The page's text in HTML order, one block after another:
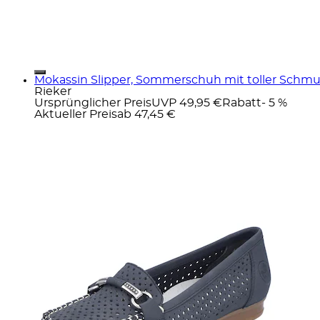
Mokassin Slipper, Sommerschuh mit toller
Rieker
Ursprünglicher PreisUVP 49,95 € Rabatt- 5 %
Aktueller Preisab 47,45 €